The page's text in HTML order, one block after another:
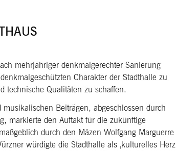
mehrjähriger denkmalgerechter Sanierung
Charakter der Stadthalle zu
technische Qualitäten zu schaffen.
Beiträgen, abgeschlossen durch
markierte den Auftakt für die zukünftige
durch den Mäzen Wolfgang Marguerre
würdigte die Stadthalle als ‚kulturelles Herz